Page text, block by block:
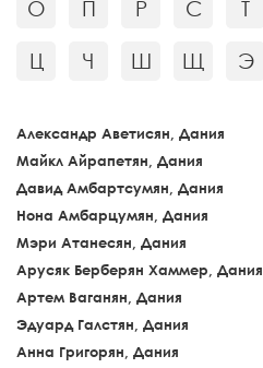
О П Р С Т
Ц Ч Ш Щ Э
Александр Аветисян, Дания
Майкл Айрапетян, Дания
Давид Амбартсумян, Дания
Нона Амбарцумян, Дания
Мэри Атанесян, Дания
Арусяк Берберян Хаммер, Дания
Артем Ваганян, Дания
Эдуард Галстян, Дания
Анна Григорян, Дания